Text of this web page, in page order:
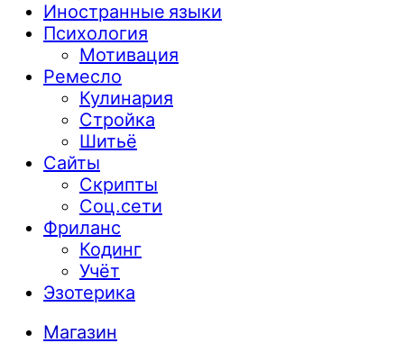
Иностранные языки
Психология
Мотивация
Ремесло
Кулинария
Стройка
Шитьё
Сайты
Скрипты
Соц.сети
Фриланс
Кодинг
Учёт
Эзотерика
Магазин